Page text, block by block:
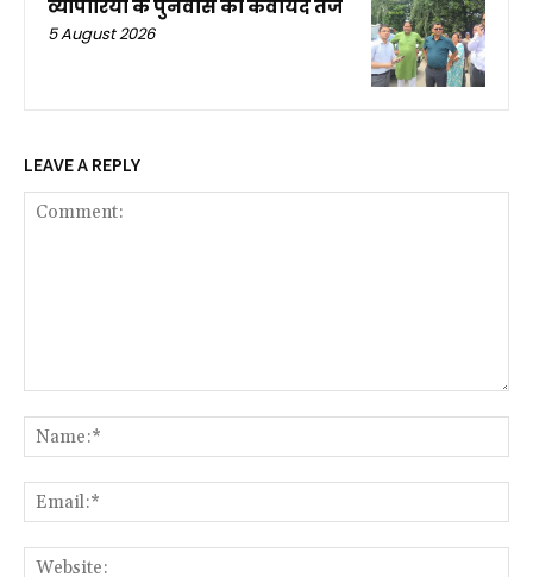
व्यापारियों के पुनर्वास की कवायद तेज
5 August 2026
LEAVE A REPLY